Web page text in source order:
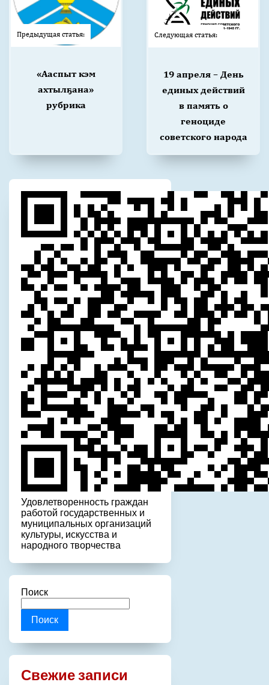
Предыдущая статья:
«Ааспыт кэм
ахтылҕана»
рубрика
Следующая статья:
19 апреля – День
единых действий
в память о
геноциде
советского народа
Удовлетворенность граждан
работой государственных и
муниципальных организаций
культуры, искусства и
народного творчества
Поиск
Поиск
Свежие записи